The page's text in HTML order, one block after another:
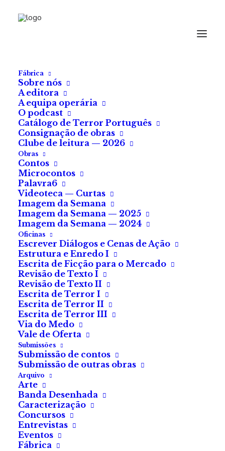
Fábrica
Sobre nós
A editora
A equipa operária
O podcast
Catálogo de Terror Português
Consignação de obras
Clube de leitura — 2026
Obras
Contos
Microcontos
Palavra6
Videoteca — Curtas
Imagem da Semana
Imagem da Semana — 2025
Imagem da Semana — 2024
Oficinas
Escrever Diálogos e Cenas de Ação
Estrutura e Enredo I
Escrita de Ficção para o Mercado
Revisão de Texto I
Revisão de Texto II
Escrita de Terror I
Escrita de Terror II
Escrita de Terror III
Via do Medo
Vale de Oferta
Submissões
Submissão de contos
Submissão de outras obras
Arquivo
Arte
Banda Desenhada
Caracterização
Concursos
Entrevistas
Eventos
Fábrica
Cart
O seu carrinho está vazio.
VOLTAR PARA A LOJA
© Fábrica do Terror 2021. Todos os direitos reservados.